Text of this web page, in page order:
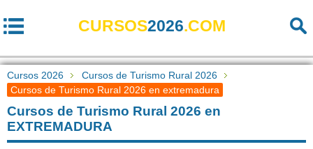
CURSOS2026.COM
Cursos 2026
Cursos de Turismo Rural 2026
Cursos de Turismo Rural 2026 en extremadura
Cursos de Turismo Rural 2026 en
EXTREMADURA